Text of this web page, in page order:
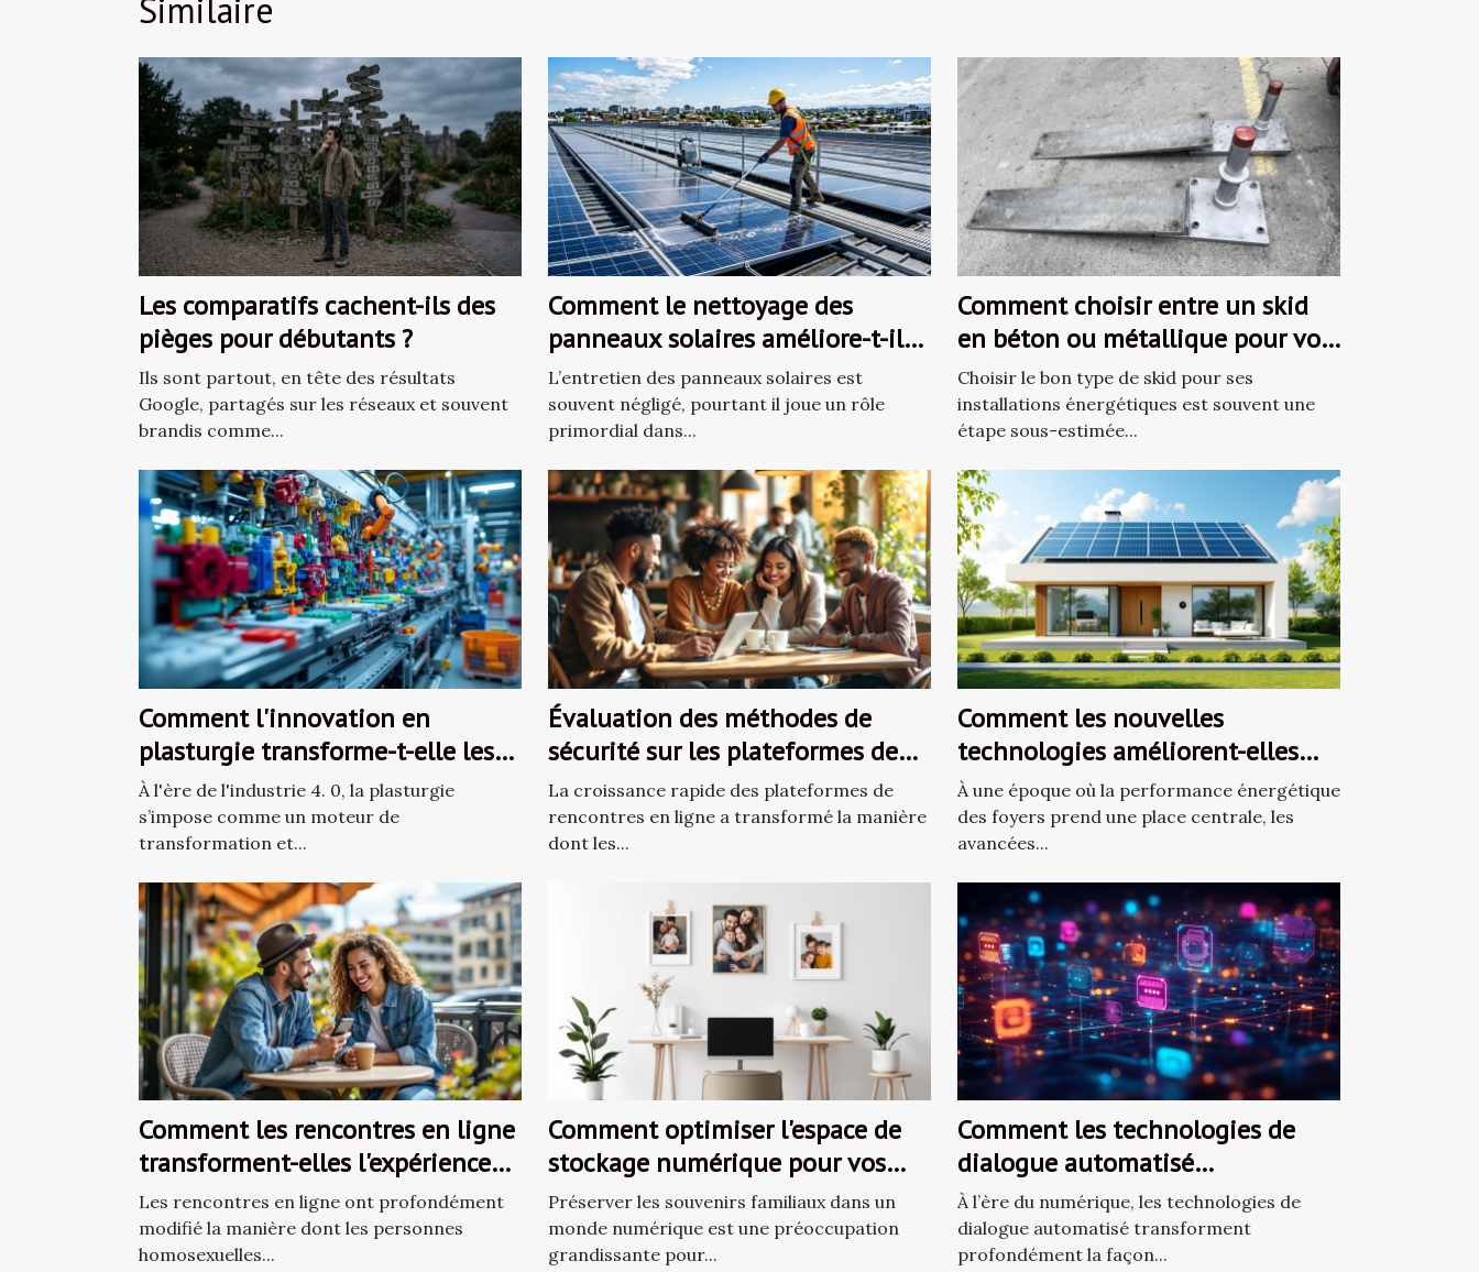
Similaire
Les comparatifs cachent-ils des
pièges pour débutants ?
Ils sont partout, en tête des résultats
Google, partagés sur les réseaux et souvent
brandis comme...
Comment le nettoyage des
panneaux solaires améliore-t-il
leur efficacité ?
L’entretien des panneaux solaires est
souvent négligé, pourtant il joue un rôle
primordial dans...
Comment choisir entre un skid
en béton ou métallique pour vos
besoins énergétiques ?
Choisir le bon type de skid pour ses
installations énergétiques est souvent une
étape sous-estimée...
Comment l'innovation en
plasturgie transforme-t-elle les
industries modernes ?
À l'ère de l'industrie 4. 0, la plasturgie
s’impose comme un moteur de
transformation et...
Évaluation des méthodes de
sécurité sur les plateformes de
rencontres
La croissance rapide des plateformes de
rencontres en ligne a transformé la manière
dont les...
Comment les nouvelles
technologies améliorent-elles
l'efficacité des installations
énergétiques domestiques ?
À une époque où la performance énergétique
des foyers prend une place centrale, les
avancées...
Comment les rencontres en ligne
transforment-elles l'expérience
homosexuelle ?
Les rencontres en ligne ont profondément
modifié la manière dont les personnes
homosexuelles...
Comment optimiser l'espace de
stockage numérique pour vos
souvenirs familiaux ?
Préserver les souvenirs familiaux dans un
monde numérique est une préoccupation
grandissante pour...
Comment les technologies de
dialogue automatisé
révolutionnent-elles l'interaction
en ligne ?
À l’ère du numérique, les technologies de
dialogue automatisé transforment
profondément la façon...